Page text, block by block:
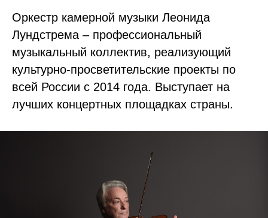
Оркестр камерной музыки Леонида
Лундстрема – профессиональный
музыкальный коллектив, реализующий
культурно-просветительские проекты по
всей России с 2014 года. Выступает на
лучших концертных площадках страны.